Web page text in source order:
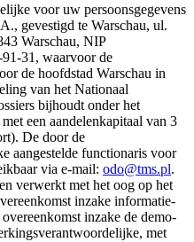
voor uw persoonsgegevens
gevestigd te Warschau, ul.
Warschau, NIP
31, waarvoor de
de hoofdstad Warschau in
van het Nationaal
bijhoudt onder het
een aandelenkapitaal van 3
De door de
aangestelde functionaris voor
via e-mail: odo@tms.pl.
verwerkt met het oog op het
inzake informatie-
inzake de demo-
met